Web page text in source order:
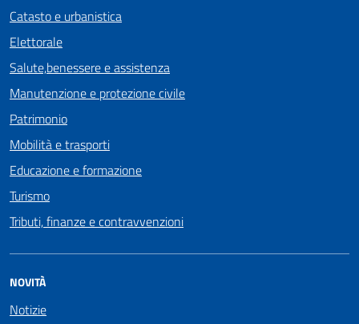
Catasto e urbanistica
Elettorale
Salute,benessere e assistenza
Manutenzione e protezione civile
Patrimonio
Mobilità e trasporti
Educazione e formazione
Turismo
Tributi, finanze e contravvenzioni
NOVITÀ
Notizie